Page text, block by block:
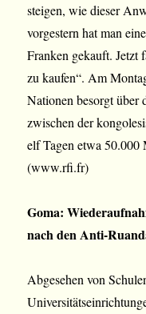
steigen, wie dieser
vorgestern hat man
Franken gekauft. Jetzt
zu kaufen“. Am
Nationen besorgt über
zwischen der
elf Tagen etwa 50.000
(www.rfi.fr)
Goma:
nach den Anti-
Abgesehen von